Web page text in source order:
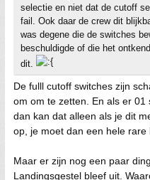
selectie en niet dat de cutoff
fail. Ook daar de crew dit
was degene die de switches
beschuldigde of die het
dit.
De fulll cutoff switches zijn
om om te zetten. En als er
dan kan dat alleen als je dit
op, je moet dan een hele rare
Maar er zijn nog een paar
Landingsgestel bleef uit.